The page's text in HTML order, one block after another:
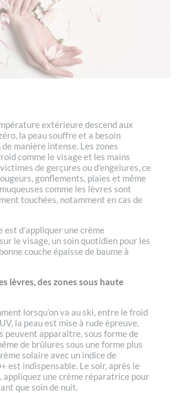
extérieure descend aux
la peau souffre et a besoin
manière intense. Les zones
comme le visage et les mains
de gerçures ou d’engelures, ce
gonflements, plaies et même
comme les lèvres sont
touchées, notamment en cas de
est d’appliquer une crème
le visage, un soin quotidien pour les
couche épaisse de baume à
lèvres, des zones sous haute
lorsqu’on va au ski, entre le froid
la peau est mise à rude épreuve.
peuvent apparaître, sous forme de
de brûlures sous une forme plus
solaire avec un indice de
est indispensable. Le soir, après le
appliquez une crème réparatrice pour
que soin de nuit.